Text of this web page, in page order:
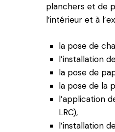
planchers et de
l’intérieur et à
la pose de
l’installation
la pose de
la pose de la
l’application
LRC),
l’installation